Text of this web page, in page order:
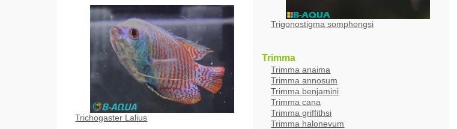
Trichogaster Lalius
Trigonostigma somphongsi
Trimma
Trimma anaima
Trimma annosum
Trimma benjamini
Trimma cana
Trimma griffithsi
Trimma halonevum